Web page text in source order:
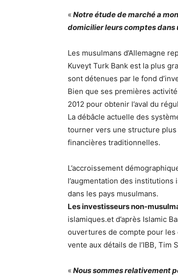
« Notre étude de marché a
domicilier leurs comptes dans
Les musulmans d’Allemagne
Kuveyt Turk Bank est la plus
sont détenues par le fond
Bien que ses premières
2012 pour obtenir l’aval du
La débâcle actuelle des
tourner vers une structure
financières traditionnelles.
L’accroissement
l’augmentation des
dans les pays musulmans.
Les investisseurs non-
islamiques.et d’après Islamic
ouvertures de compte pour
vente aux détails de l’IBB, Tim
« Nous sommes relativement